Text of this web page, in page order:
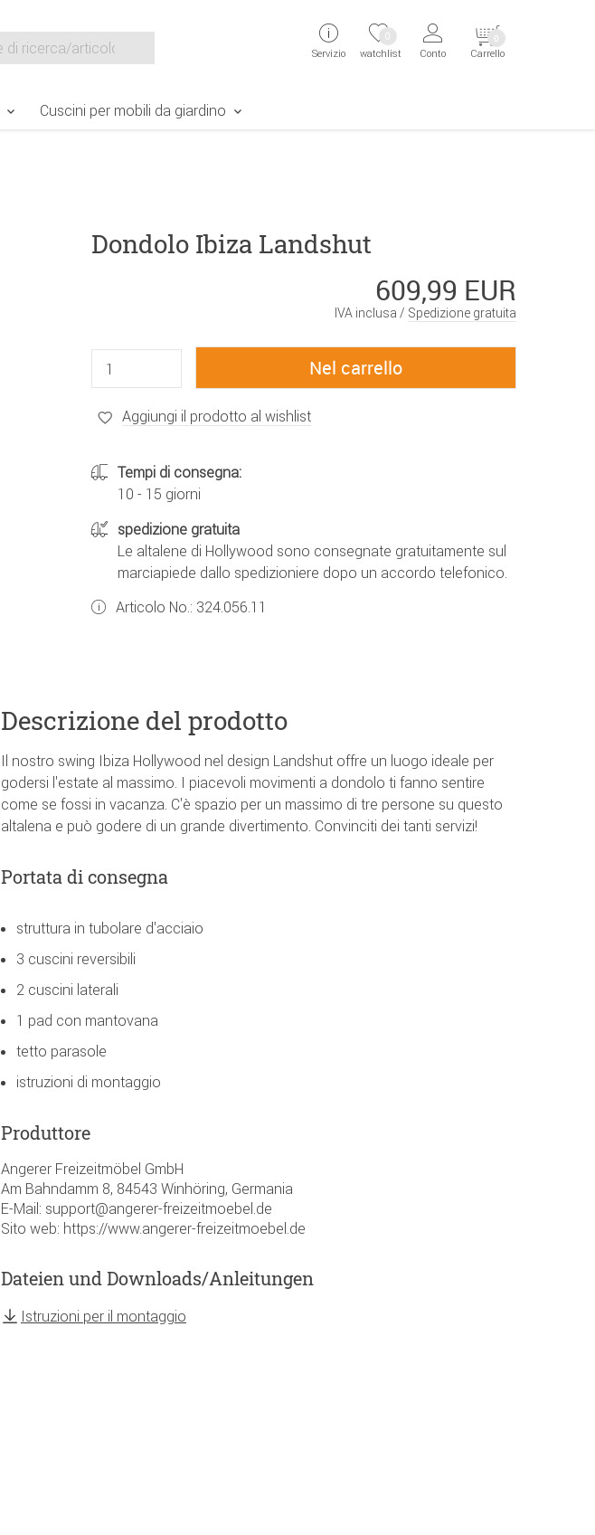
Servizio watchlist
0
Conto Carrello
0
Cuscini per mobili da giardino
Dondolo Ibiza Landshut
609,99 EUR
IVA inclusa / Spedizione gratuita
Aggiungi il prodotto al wishlist
Tempi di consegna:
10 - 15 giorni
spedizione gratuita
Le altalene di Hollywood sono consegnate gratuitamente sul
marciapiede dallo spedizioniere dopo un accordo telefonico.
Articolo No.: 324.056.11
Descrizione del prodotto
Il nostro swing Ibiza Hollywood nel design Landshut offre un luogo ideale per
godersi l'estate al massimo. I piacevoli movimenti a dondolo ti fanno sentire
come se fossi in vacanza. C'è spazio per un massimo di tre persone su questo
altalena e può godere di un grande divertimento. Convinciti dei tanti servizi!
Portata di consegna
struttura in tubolare d'acciaio
3 cuscini reversibili
2 cuscini laterali
1 pad con mantovana
tetto parasole
istruzioni di montaggio
Produttore
Angerer Freizeitmöbel GmbH
Am Bahndamm 8, 84543 Winhöring, Germania
E-Mail: support@angerer-freizeitmoebel.de
Sito web: https://www.angerer-freizeitmoebel.de
Dateien und Downloads/Anleitungen
Istruzioni per il montaggio